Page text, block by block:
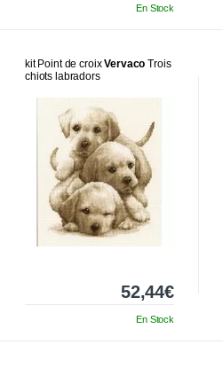
En Stock
kit Point de croixVervaco Trois
chiots labradors
52,44€
En Stock